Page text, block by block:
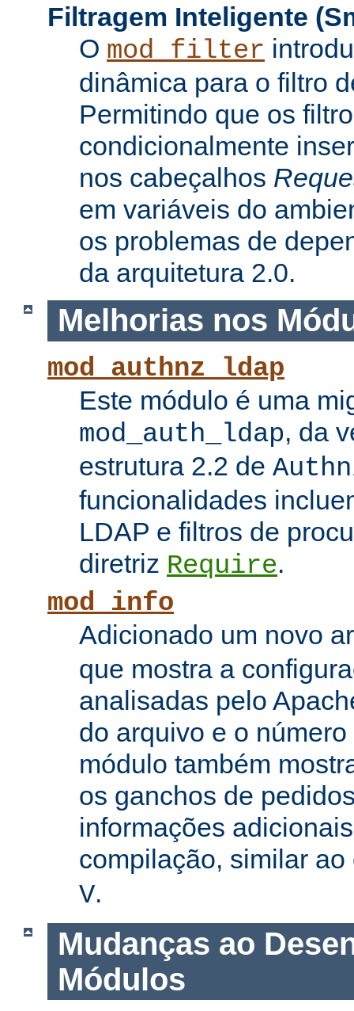
Filtragem Inteligente
O mod_filter
dinâmica para o filtro
Permitindo que os
condicionalmente
nos cabeçalhos
em variáveis do
os problemas de
da arquitetura 2.0.
Melhorias nos
mod_authnz_ldap
Este módulo é uma
mod_auth_ldap, da
estrutura 2.2 de
funcionalidades
LDAP e filtros de
diretriz Require.
mod_info
Adicionado um novo
que mostra a
analisadas pelo
do arquivo e o
módulo também
os ganchos de
informações
compilação, similar
V.
Mudanças ao
Módulos